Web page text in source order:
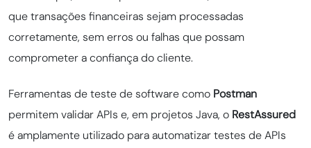
que transações financeiras sejam processadas
corretamente, sem erros ou falhas que possam
comprometer a confiança do cliente.
Ferramentas de teste de software como Postman
permitem validar APIs e, em projetos Java, o RestAssured
é amplamente utilizado para automatizar testes de APIs